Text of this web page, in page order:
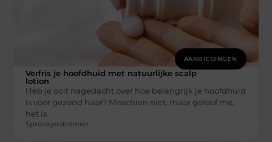
AANBIEDINGEN
Verfris je hoofdhuid met natuurlijke scalp
lotion
Heb je ooit nagedacht over hoe belangrijk je hoofdhuid
is voor gezond haar? Misschien niet, maar geloof me,
het is
Sprookjesdromen